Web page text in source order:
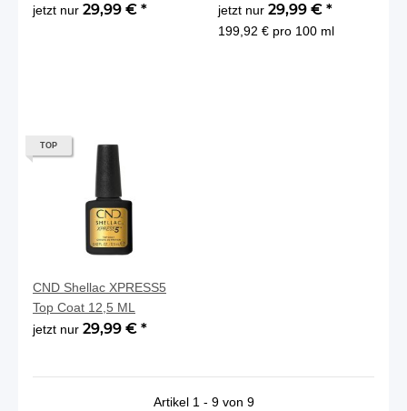
jetzt nur 29,99 € *
jetzt nur 29,99 € *
199,92 € pro 100 ml
TOP
CND Shellac XPRESS5
Top Coat 12,5 ML
jetzt nur 29,99 € *
Artikel 1 - 9 von 9